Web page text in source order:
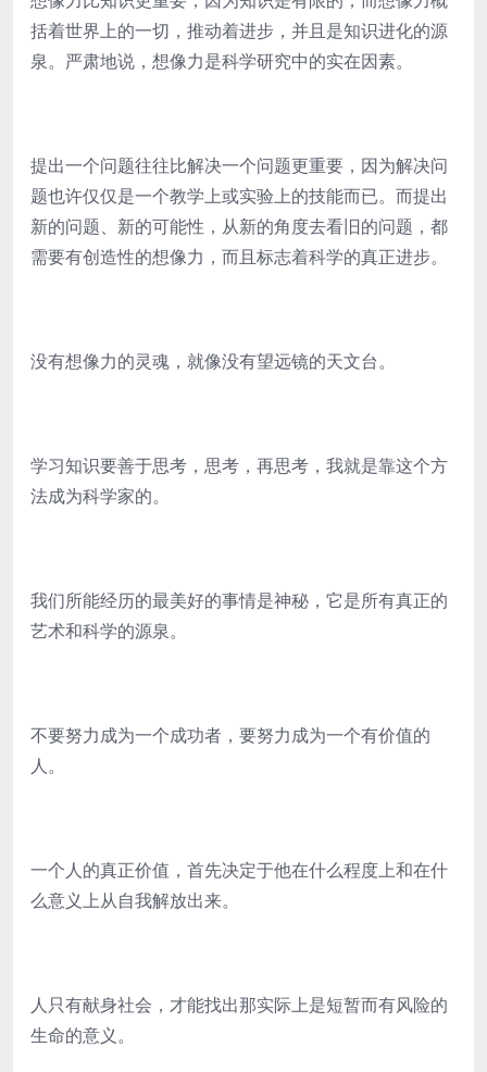
括着世界上的一切，推动着进步，并且是知识进化的源
泉。严肃地说，想像力是科学研究中的实在因素。
提出一个问题往往比解决一个问题更重要，因为解决问
题也许仅仅是一个教学上或实验上的技能而已。而提出
新的问题、新的可能性，从新的角度去看旧的问题，都
需要有创造性的想像力，而且标志着科学的真正进步。
没有想像力的灵魂，就像没有望远镜的天文台。
学习知识要善于思考，思考，再思考，我就是靠这个方
法成为科学家的。
我们所能经历的最美好的事情是神秘，它是所有真正的
艺术和科学的源泉。
不要努力成为一个成功者，要努力成为一个有价值的
人。
一个人的真正价值，首先决定于他在什么程度上和在什
么意义上从自我解放出来。
人只有献身社会，才能找出那实际上是短暂而有风险的
生命的意义。